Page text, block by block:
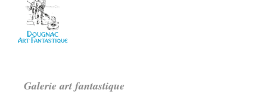
Galerie art fantastique